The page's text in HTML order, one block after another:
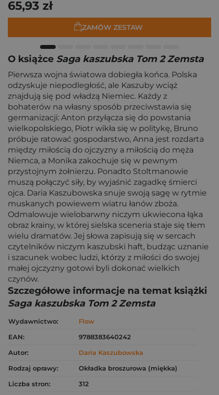
65,93 zł
ZAMÓW ZESTAW
O książce Saga kaszubska Tom 2 Zemsta
Pierwsza wojna światowa dobiegła końca. Polska
odzyskuje niepodległość, ale Kaszuby wciąż
znajdują się pod władzą Niemiec. Każdy z
bohaterów na własny sposób przeciwstawia się
germanizacji: Anton przyłącza się do powstania
wielkopolskiego, Piotr wikła się w politykę, Bruno
próbuje ratować gospodarstwo, Anna jest rozdarta
między miłością do ojczyzny a miłością do męża
Niemca, a Monika zakochuje się w pewnym
przystojnym żołnierzu. Ponadto Stoltmanowie
muszą połączyć siły, by wyjaśnić zagadkę śmierci
ojca. Daria Kaszubowska snuje swoją sagę w rytmie
muskanych powiewem wiatru łanów zboża.
Odmalowuje wielobarwny niczym ukwiecona łąka
obraz krainy, w której sielska sceneria staje się tłem
wielu dramatów. Jej słowa zapisują się w sercach
czytelników niczym kaszubski haft, budząc uznanie
i szacunek wobec ludzi, którzy z miłości do swojej
małej ojczyzny gotowi byli dokonać wielkich
czynów.
Szczegółowe informacje na temat książki
Saga kaszubska Tom 2 Zemsta
Wydawnictwo:
Flow
EAN:
9788383640242
Autor:
Daria Kaszubowska
Rodzaj oprawy:
Okładka broszurowa (miękka)
Liczba stron:
312